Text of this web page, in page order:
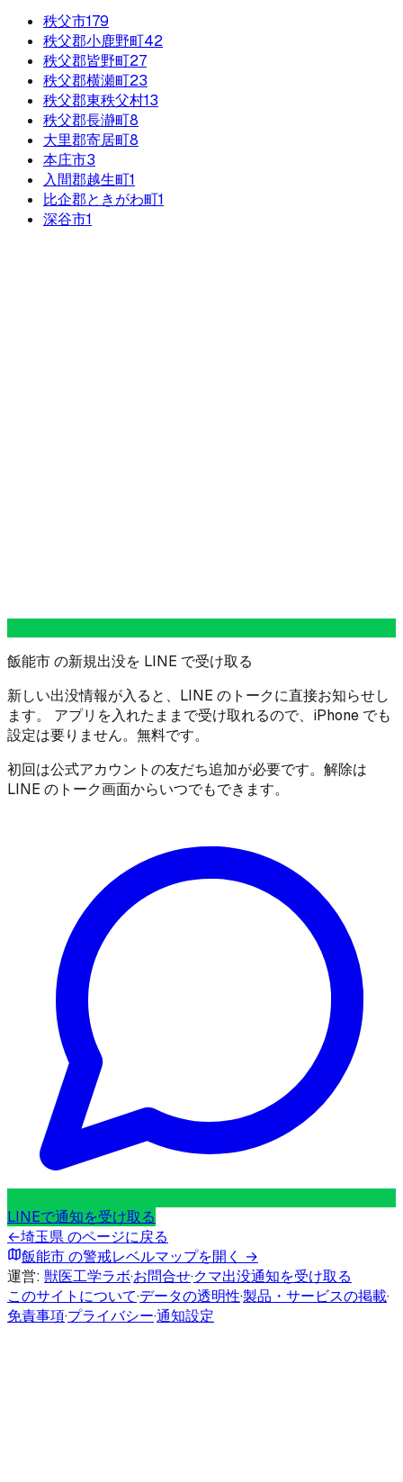
秩父市179
秩父郡小鹿野町42
秩父郡皆野町27
秩父郡横瀬町23
秩父郡東秩父村13
秩父郡長瀞町8
大里郡寄居町8
本庄市3
入間郡越生町1
比企郡ときがわ町1
深谷市1
飯能市 の新規出没を LINE で受け取る
新しい出没情報が入ると、LINE のトークに直接お知らせし
ます。 アプリを入れたままで受け取れるので、iPhone でも
設定は要りません。無料です。
初回は公式アカウントの友だち追加が必要です。解除は
LINE のトーク画面からいつでもできます。
LINEで通知を受け取る
←埼玉県のページに戻る
飯能市の警戒レベルマップを開く →
運営: 獣医工学ラボ·お問合せ·クマ出没通知を受け取る
このサイトについて·データの透明性·製品・サービスの掲載·
免責事項·プライバシー·通知設定